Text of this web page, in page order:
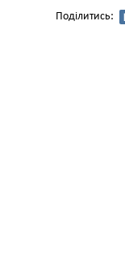
Поділитись: